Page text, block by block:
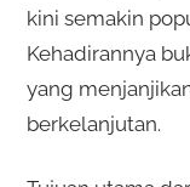
kini semakin
Kehadirannya
yang
berkelanjutan.